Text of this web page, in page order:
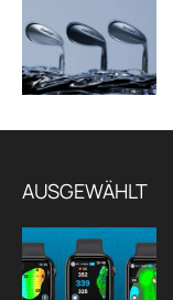
AUSGEWÄHLT